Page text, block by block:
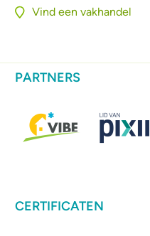
Vind een vakhandel
PARTNERS
CERTIFICATEN